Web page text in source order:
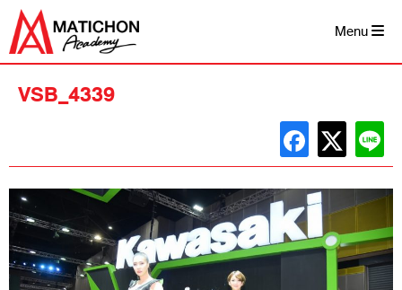
Skip
content
Menu
VSB_4339